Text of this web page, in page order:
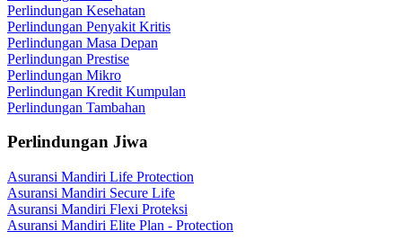
Perlindungan Kesehatan
Perlindungan Penyakit Kritis
Perlindungan Masa Depan
Perlindungan Prestise
Perlindungan Mikro
Perlindungan Kredit Kumpulan
Perlindungan Tambahan
Perlindungan Jiwa
Asuransi Mandiri Life Protection
Asuransi Mandiri Secure Life
Asuransi Mandiri Flexi Proteksi
Asuransi Mandiri Elite Plan - Protection